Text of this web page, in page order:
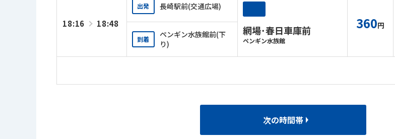
18:16 18:48
出発 長崎駅前(交通広場)
網場･春日車庫前
ペンギン水族館
360円
到着
ペンギン水族館前(下
り)
次の時間帯